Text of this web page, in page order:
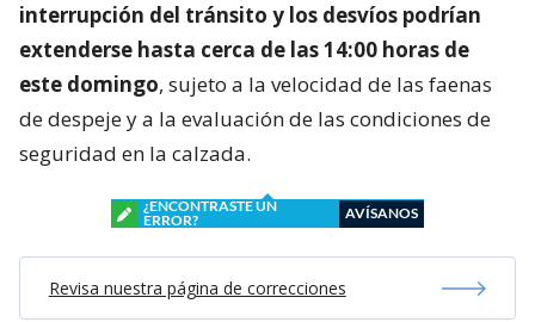
interrupción del tránsito y los desvíos podrían
extenderse hasta cerca de las 14:00 horas de
este domingo, sujeto a la velocidad de las faenas
de despeje y a la evaluación de las condiciones de
seguridad en la calzada.
¿ENCONTRASTE UN
ERROR?
AVÍSANOS
Revisa nuestra página de correcciones